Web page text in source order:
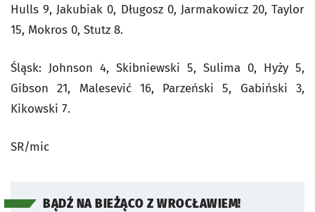
Hulls 9, Jakubiak 0, Długosz 0, Jarmakowicz 20, Taylor
15, Mokros 0, Stutz 8.
Śląsk: Johnson 4, Skibniewski 5, Sulima 0, Hyży 5,
Gibson 21, Malesević 16, Parzeński 5, Gabiński 3,
Kikowski 7.
SR/mic
BĄDŹ NA BIEŻĄCO Z WROCŁAWIEM!